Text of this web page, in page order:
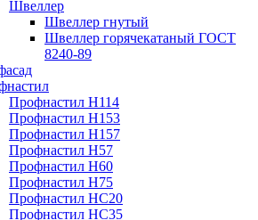
Швеллер
Швеллер гнутый
Швеллер горячекатаный ГОСТ
8240-89
Профнастил Н114
Профнастил Н153
Профнастил Н157
Профнастил Н57
Профнастил Н60
Профнастил Н75
Профнастил НС20
Профнастил НС35